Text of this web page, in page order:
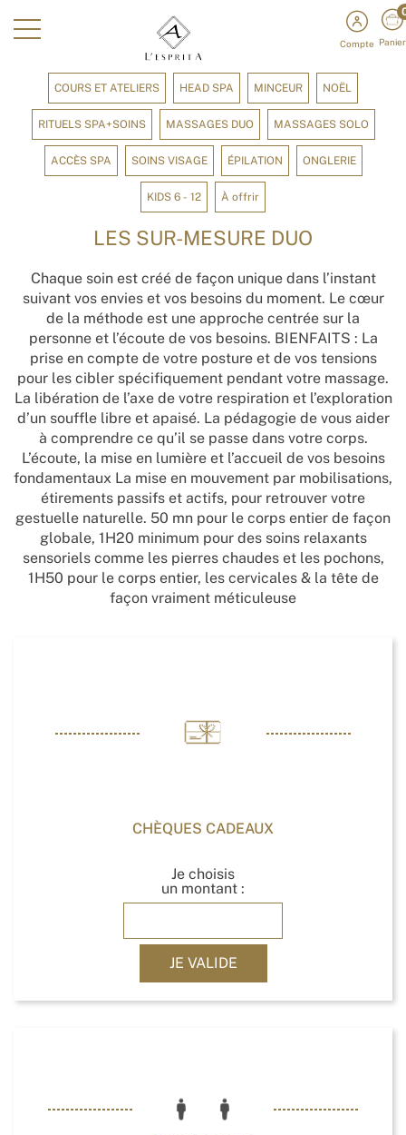
Compte Panier
COURS ET ATELIERS HEAD SPA MINCEUR NOËL
RITUELS SPA+SOINS MASSAGES DUO MASSAGES SOLO
ACCÈS SPA SOINS VISAGE ÉPILATION ONGLERIE
KIDS 6 - 12 À offrir
LES SUR-MESURE DUO
Chaque soin est créé de façon unique dans l’instant
suivant vos envies et vos besoins du moment. Le cœur
de la méthode est une approche centrée sur la
personne et l’écoute de vos besoins. BIENFAITS : La
prise en compte de votre posture et de vos tensions
pour les cibler spécifiquement pendant votre massage.
La libération de l’axe de votre respiration et l’exploration
d’un souffle libre et apaisé. La pédagogie de vous aider
à comprendre ce qu’il se passe dans votre corps.
L’écoute, la mise en lumière et l’accueil de vos besoins
fondamentaux La mise en mouvement par mobilisations,
étirements passifs et actifs, pour retrouver votre
gestuelle naturelle. 50 mn pour le corps entier de façon
globale, 1H20 minimum pour des soins relaxants
sensoriels comme les pierres chaudes et les pochons,
1H50 pour le corps entier, les cervicales & la tête de
façon vraiment méticuleuse
CHÈQUES CADEAUX
Je choisis
un montant :
JE VALIDE